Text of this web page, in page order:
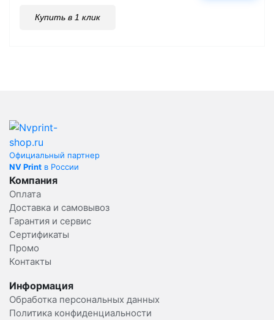
Купить в 1 клик
Официальный партнер
NV Print в России
Компания
Оплата
Доставка и самовывоз
Гарантия и сервис
Сертификаты
Промо
Контакты
Информация
Обработка персональных данных
Политика конфиденциальности